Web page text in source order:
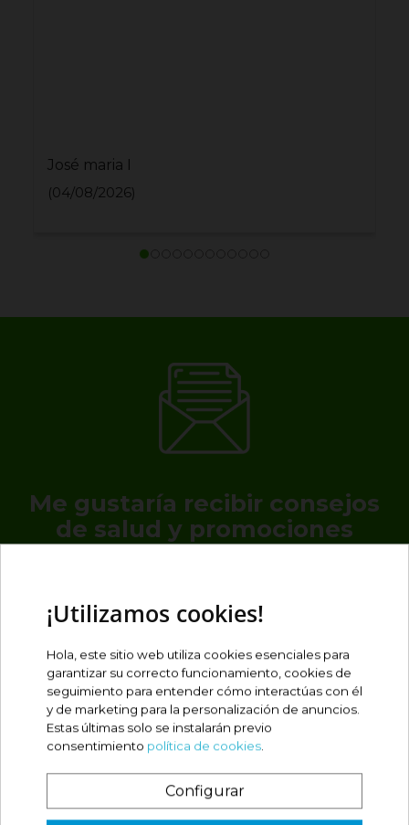
José maria I
(04/08/2026)
Me gustaría recibir consejos
de salud y promociones
exclusivas solo para
He leído y acepto las condiciones generales de uso
política de privacidad
¡Utilizamos cookies!
Hola, este sitio web utiliza cookies esenciales para
garantizar su correcto funcionamiento, cookies de
seguimiento para entender cómo interactúas con él
y de marketing para la personalización de anuncios.
Estas últimas solo se instalarán previo
consentimiento política de cookies.
Configurar